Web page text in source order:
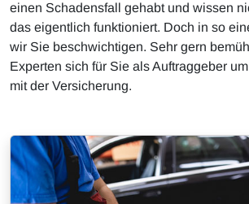
einen Schadensfall gehabt und wissen
das eigentlich funktioniert. Doch in so
wir Sie beschwichtigen. Sehr gern
Experten sich für Sie als Auftraggeber
mit der Versicherung.